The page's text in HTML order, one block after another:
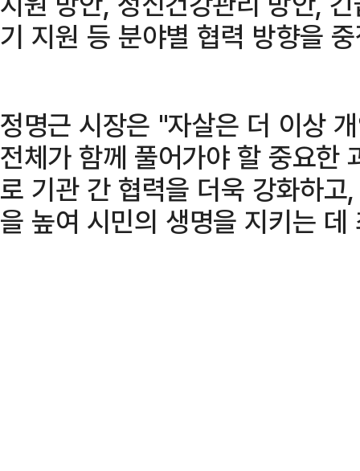
기 지원 등 분야별 협력 방향을
정명근 시장은 "자살은 더 이상
전체가 함께 풀어가야 할 중요한
로 기관 간 협력을 더욱 강화하
을 높여 시민의 생명을 지키는